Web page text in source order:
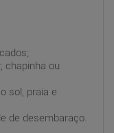
chapinha ou
sol, praia e
de desembaraço.